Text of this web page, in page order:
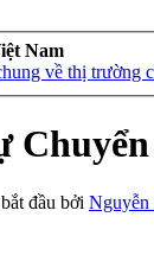
Nam
về thị trường
đầu bởi Nguyễn